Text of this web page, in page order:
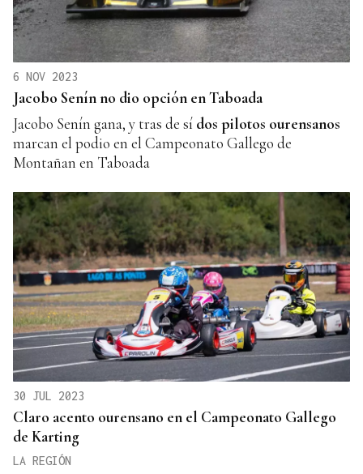
6 NOV 2023
Jacobo Senín no dio opción en Taboada
Jacobo Senín gana, y tras de sí dos pilotos ourensanos
marcan el podio en el Campeonato Gallego de
Montañan en Taboada
30 JUL 2023
Claro acento ourensano en el Campeonato Gallego
de Karting
LA REGIÓN